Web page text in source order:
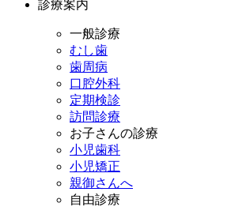
診療案内
一般診療
むし歯
歯周病
口腔外科
定期検診
訪問診療
お子さんの診療
小児歯科
小児矯正
親御さんへ
自由診療